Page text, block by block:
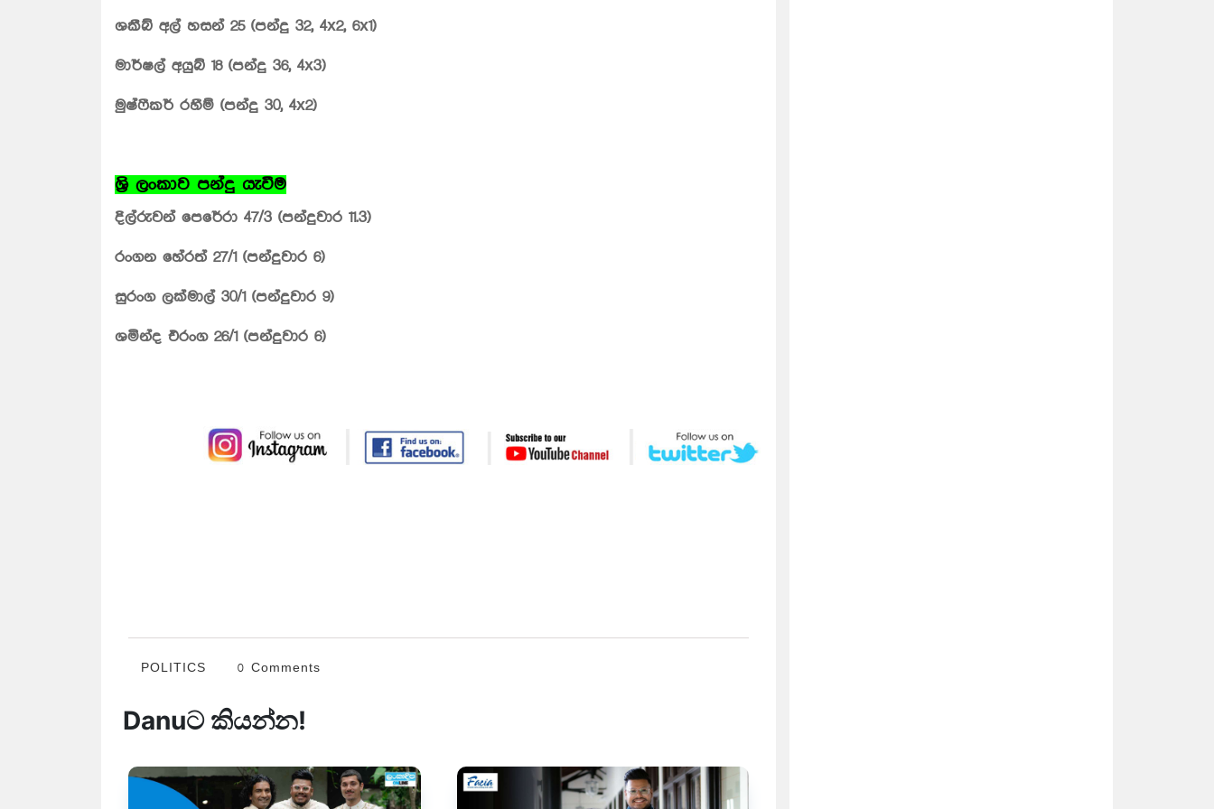
ශකීබ් අල් හසන් 25 (පන්දු 32, 4x2, 6x1)
මාර්ෂල් අයුබ් 18 (පන්දු 36, 4x3)
මුෂ්ෆීකර් රහීම් (පන්දු 30, 4x2)
ශ්‍රි ලංකාව පන්දු යැවීම
දිල්රුවන් පෙරේරා 47/3 (පන්දුවාර 11.3)
රංගන හේරත් 27/1 (පන්දුවාර 6)
සුරංග ලක්මාල් 30/1 (පන්දුවාර 9)
ශමින්ද එරංග 26/1 (පන්දුවාර 6)
POLITICS 0 Comments